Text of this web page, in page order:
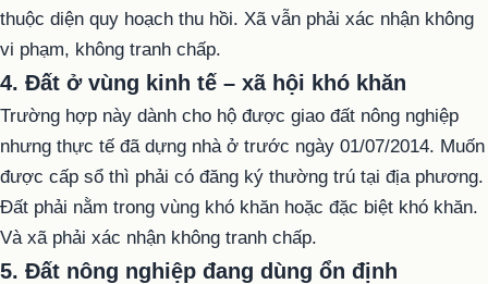
thuộc diện quy hoạch thu hồi. Xã vẫn phải xác nhận không
vi phạm, không tranh chấp.
4. Đất ở vùng kinh tế – xã hội khó khăn
Trường hợp này dành cho hộ được giao đất nông nghiệp
nhưng thực tế đã dựng nhà ở trước ngày 01/07/2014. Muốn
được cấp sổ thì phải có đăng ký thường trú tại địa phương.
Đất phải nằm trong vùng khó khăn hoặc đặc biệt khó khăn.
Và xã phải xác nhận không tranh chấp.
5. Đất nông nghiệp đang dùng ổn định